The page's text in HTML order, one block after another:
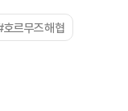
르무즈해협